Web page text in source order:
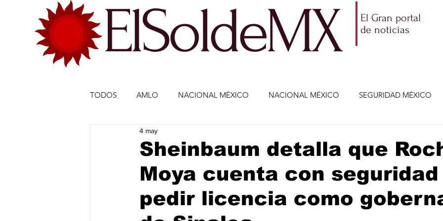
ElSoldeMX
El Gran portal
de noticias
TODOS AMLO NACIONAL MÉXICO NACIONAL MÉXICO SEGURIDAD MÉXICO
ECONOMÍA MÉXICO
DEPORTES DEPORTES CIENCIA Y TECNOLOGÍA ENTRETENIMIENTO VIDA
Sheinbaum detalla que
Moya cuenta con
pedir licencia como
4 may